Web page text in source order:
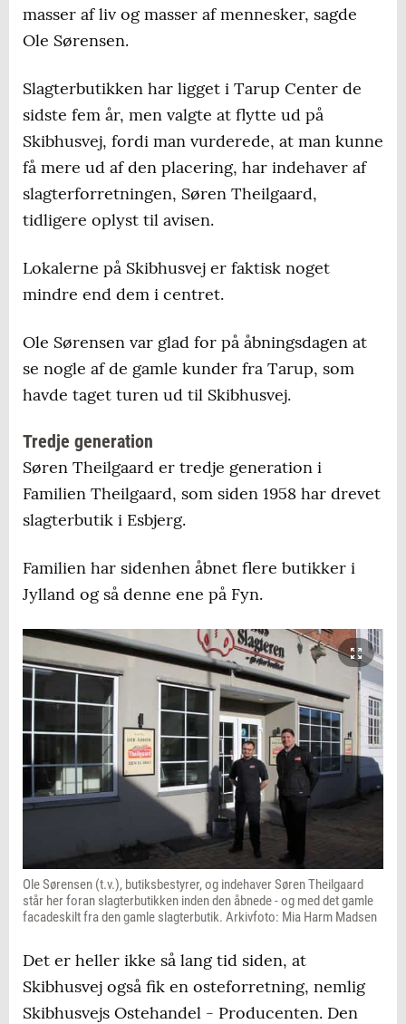
masser af liv og masser af mennesker, sagde
Ole Sørensen.
Slagterbutikken har ligget i Tarup Center de
sidste fem år, men valgte at flytte ud på
Skibhusvej, fordi man vurderede, at man kunne
få mere ud af den placering, har indehaver af
slagterforretningen, Søren Theilgaard,
tidligere oplyst til avisen.
Lokalerne på Skibhusvej er faktisk noget
mindre end dem i centret.
Ole Sørensen var glad for på åbningsdagen at
se nogle af de gamle kunder fra Tarup, som
havde taget turen ud til Skibhusvej.
Tredje generation
Søren Theilgaard er tredje generation i
Familien Theilgaard, som siden 1958 har drevet
slagterbutik i Esbjerg.
Familien har sidenhen åbnet flere butikker i
Jylland og så denne ene på Fyn.
Ole Sørensen (t.v.), butiksbestyrer, og indehaver Søren Theilgaard
står her foran slagterbutikken inden den åbnede - og med det gamle
facadeskilt fra den gamle slagterbutik. Arkivfoto: Mia Harm Madsen
Det er heller ikke så lang tid siden, at
Skibhusvej også fik en osteforretning, nemlig
Skibhusvejs Ostehandel - Producenten. Den